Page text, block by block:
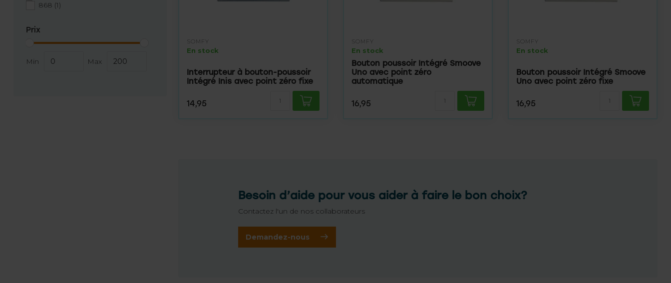
868 (1)
Prix
Min Max
SOMFY
En stock
Interrupteur à bouton-poussoir
Intégré Inis avec point zéro fixe
14,95
SOMFY
En stock
Bouton poussoir Intégré Smoove
Uno avec point zéro
automatique
16,95
SOMFY
En stock
Bouton poussoir Intégré Smoove
Uno avec point zéro fixe
16,95
Besoin d’aide pour vous aider à faire le bon choix?
Contactez l'un de nos collaborateurs
Demandez-nous